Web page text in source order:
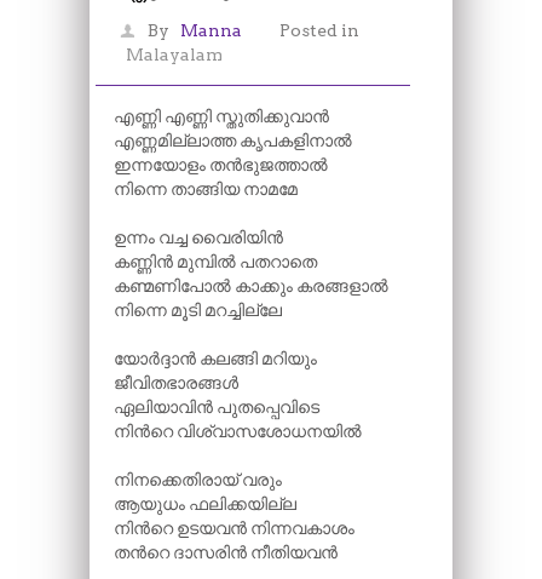
By Manna
Posted in
Malayalam
എണ്ണി എണ്ണി സ്തുതിക്കുവാൻ
എണ്ണമില്ലാത്ത കൃപകളിനാൽ
ഇന്നയോളം തൻഭുജത്താൽ
നിന്നെ താങ്ങിയ നാമമേ
ഉന്നം വച്ച വൈരിയിൻ
കണ്ണിൻ മുമ്പിൽ പതറാതെ
കണ്മണിപോൽ കാക്കും കരങ്ങളാൽ
നിന്നെ മൂടി മറച്ചില്ലേ
യോർദ്ദാൻ കലങ്ങി മറിയും
ജീവിതഭാരങ്ങൾ
ഏലിയാവിൻ പുതപ്പെവിടെ
നിന്‍റെ വിശ്വാസശോധനയിൽ
നിനക്കെതിരായ് വരും
ആയുധം ഫലിക്കയില്ല
നിന്‍റെ ഉടയവൻ നിന്നവകാശം
തന്‍റെ ദാസരിൻ നീതിയവൻ